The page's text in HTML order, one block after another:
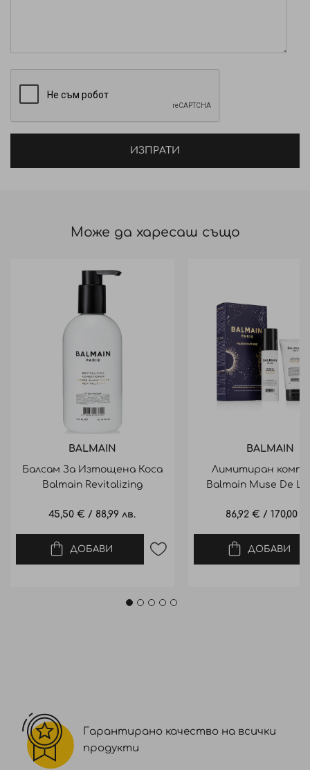
ИЗПРАТИ
Може да харесаш също
BALMAIN
Балсам За Изтощена Коса
Balmain Revitalizing
45,50 € / 88,99 лв.
ДОБАВИ
BALMAIN
Лимитиран
Balmain Muse De
86,92 € /170,00
ДОБАВИ
Гарантирано качество на всички
продукти